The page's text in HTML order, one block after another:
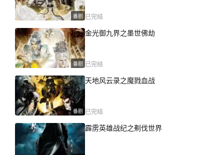
番剧 已完结
番剧
金光御九界之墨世佛劫
已完结
番剧
天地风云录之魔戮血战
已完结
霹雳英雄战纪之刜伐世界